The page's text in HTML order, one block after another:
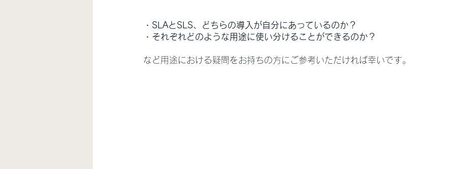
・SLAとSLS、どちらの導入が自分にあっているのか？
・それぞれどのような用途に使い分けることができるのか？
など用途における疑問をお持ちの方にご参考いただければ幸いです。